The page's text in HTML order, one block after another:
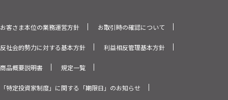
お客さま本位の業務運営方針 お取引時の確認について
反社会的勢力に対する基本方針 利益相反管理基本方針
商品概要説明書 規定一覧
「特定投資家制度」に関する「期限日」のお知らせ